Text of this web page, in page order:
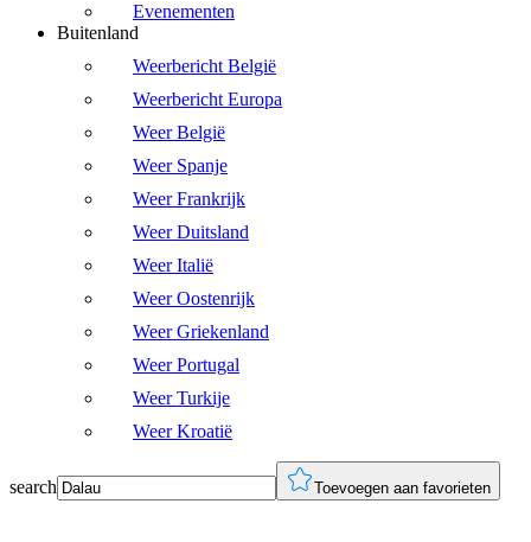
Evenementen
Buitenland
Weerbericht België
Weerbericht Europa
Weer België
Weer Spanje
Weer Frankrijk
Weer Duitsland
Weer Italië
Weer Oostenrijk
Weer Griekenland
Weer Portugal
Weer Turkije
Weer Kroatië
search Toevoegen aan favorieten